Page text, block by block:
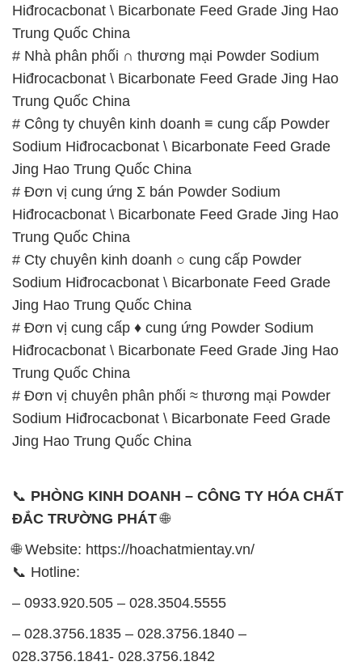
Hiđrocacbonat \ Bicarbonate Feed Grade Jing Hao
Trung Quốc China
# Nhà phân phối ∩ thương mại Powder Sodium
Hiđrocacbonat \ Bicarbonate Feed Grade Jing Hao
Trung Quốc China
# Công ty chuyên kinh doanh ≡ cung cấp Powder
Sodium Hiđrocacbonat \ Bicarbonate Feed Grade
Jing Hao Trung Quốc China
# Đơn vị cung ứng Σ bán Powder Sodium
Hiđrocacbonat \ Bicarbonate Feed Grade Jing Hao
Trung Quốc China
# Cty chuyên kinh doanh ○ cung cấp Powder
Sodium Hiđrocacbonat \ Bicarbonate Feed Grade
Jing Hao Trung Quốc China
# Đơn vị cung cấp ♦ cung ứng Powder Sodium
Hiđrocacbonat \ Bicarbonate Feed Grade Jing Hao
Trung Quốc China
# Đơn vị chuyên phân phối ≈ thương mại Powder
Sodium Hiđrocacbonat \ Bicarbonate Feed Grade
Jing Hao Trung Quốc China
📞 PHÒNG KINH DOANH – CÔNG TY HÓA CHẤT
ĐẮC TRƯỜNG PHÁT🌐
🌐 Website: https://hoachatmientay.vn/
📞 Hotline:
– 0933.920.505 – 028.3504.5555
– 028.3756.1835 – 028.3756.1840 –
028.3756.1841- 028.3756.1842